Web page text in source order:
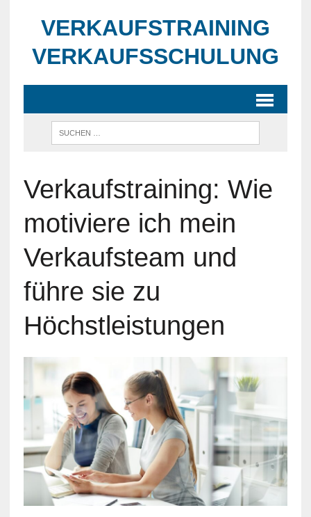
VERKAUFSTRAINING
VERKAUFSSCHULUNG
Verkaufstraining: Wie
motiviere ich mein
Verkaufsteam und
führe sie zu
Höchstleistungen